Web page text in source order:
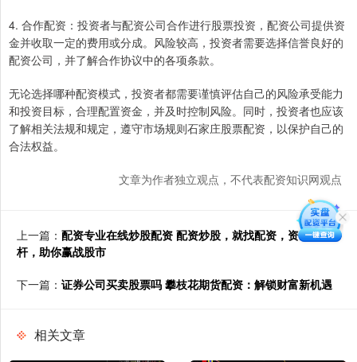
4. 合作配资：投资者与配资公司合作进行股票投资，配资公司提供资
金并收取一定的费用或分成。风险较高，投资者需要选择信誉良好的
配资公司，并了解合作协议中的各项条款。
无论选择哪种配资模式，投资者都需要谨慎评估自己的风险承受能力
和投资目标，合理配置资金，并及时控制风险。同时，投资者也应该
了解相关法规和规定，遵守市场规则石家庄股票配资，以保护自己的
合法权益。
文章为作者独立观点，不代表配资知识网观点
上一篇： 配资专业在线炒股配资 配资炒股，就找配资，资金杠
杆，助你赢战股市
下一篇： 证券公司买卖股票吗 攀枝花期货配资：解锁财富新机遇
相关文章